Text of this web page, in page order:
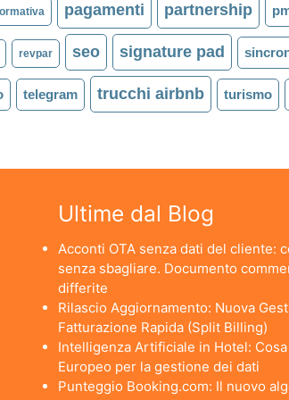
pagamenti partnership
revpar seo signature pad
telegram trucchi airbnb turismo
Ultime dal Blog
Acconti OTA senza dati del cliente:
senza sbagliare. Documento
differite
Rilascio Aggiornamento: Nuova
Fatturazione Rapida (Split Billing)
Intelligenza Artificiale in Hotel:
Europeo per la gestione dei dati
Punteggio Booking.com: Il nuovo